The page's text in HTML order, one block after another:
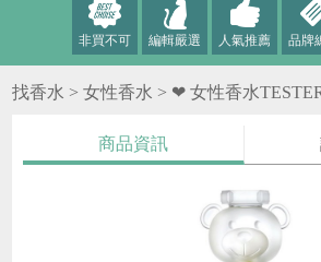
非買不可 編輯嚴選 人氣推薦 品牌
找香水 >女性香水 > ❤ 女性香水
商品資訊